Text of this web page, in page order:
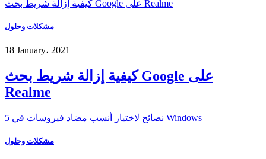
كيفية إزالة شريط بحث Google على Realme
مشكلات وحلول
18 January، 2021
كيفية إزالة شريط بحث Google على
Realme
5 نصائح لاختيار أنسب مضاد فيروسات في Windows
مشكلات وحلول